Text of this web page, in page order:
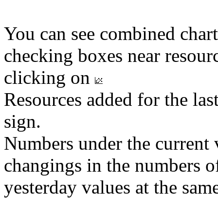
You can see combined
checking boxes near
clicking on
Resources added for the
sign.
Numbers under the
changings in the numbers
yesterday values at the